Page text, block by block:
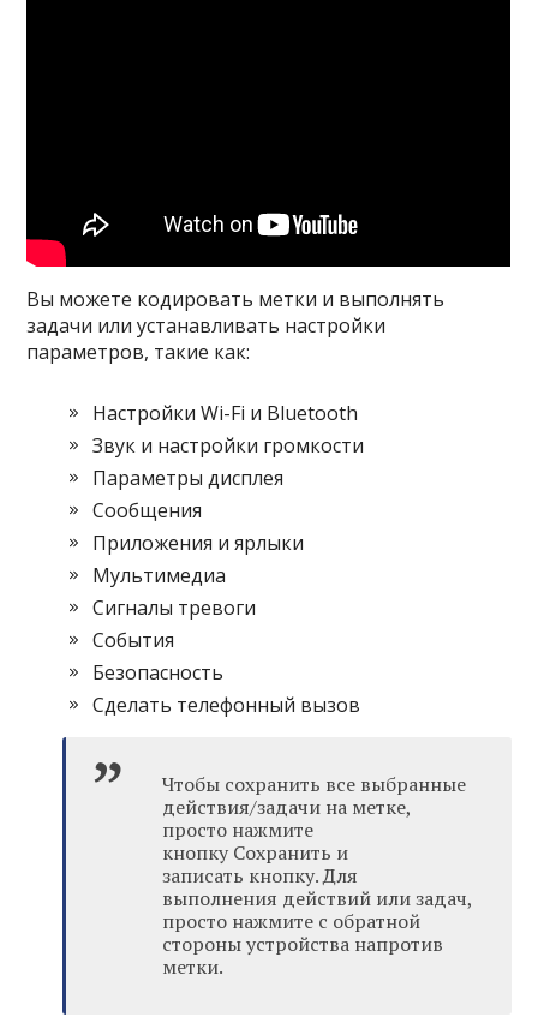
Вы можете кодировать метки и выполнять
задачи или устанавливать настройки
параметров, такие как:
Настройки Wi-Fi и Bluetooth
Звук и настройки громкости
Параметры дисплея
Сообщения
Приложения и ярлыки
Мультимедиа
Сигналы тревоги
События
Безопасность
Сделать телефонный вызов
Чтобы сохранить все выбранные
действия/задачи на метке,
просто нажмите
кнопку Сохранить и
записать кнопку. Для
выполнения действий или задач,
просто нажмите с обратной
стороны устройства напротив
метки.